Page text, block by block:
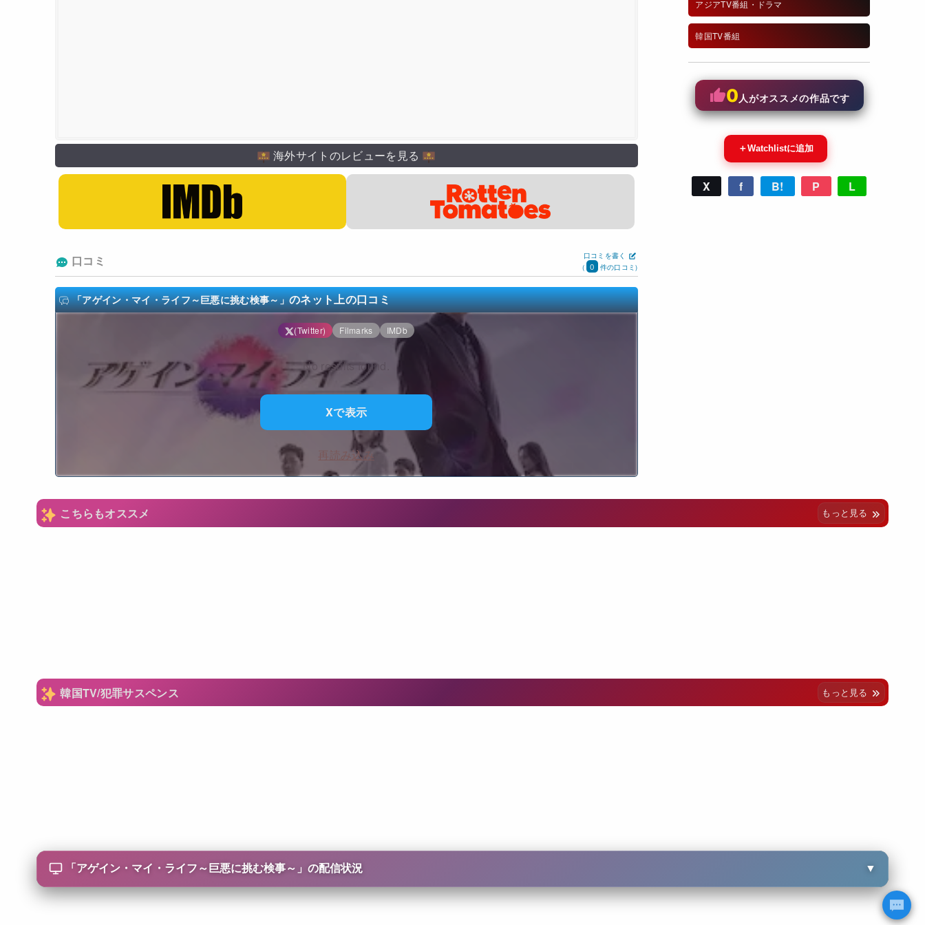
海外サイトのレビューを見る
口コミ
口コミを書く
(
0 件の口コミ)
「アゲイン・マイ・ライフ～巨悪に挑む検事～」のネット上の口コミ
(Twitter) Filmarks IMDb
No results found.
Xで表示
再読み込み
アジアTV番組・ドラマ
韓国TV番組
0人がオススメの作品です
＋Watchlistに追加
X f B! P L
こちらもオススメ もっと見る
韓国TV/犯罪サスペンス もっと見る
「 アゲイン・マイ・ライフ～巨悪に挑む検事～ 」の配信状況 ▼